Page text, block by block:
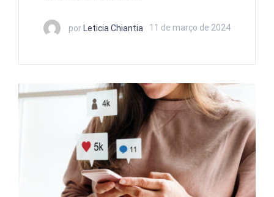
porLeticia Chiantia 11 de março de 2024